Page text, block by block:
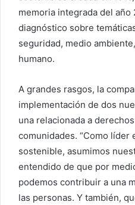
memoria integrada del
diagnóstico sobre
seguridad, medio
humano.
A grandes rasgos, la
implementación de dos
una relacionada a
comunidades. “Como líder
sostenible, asumimos
entendido de que por
podemos contribuir a una
las personas. Y también,